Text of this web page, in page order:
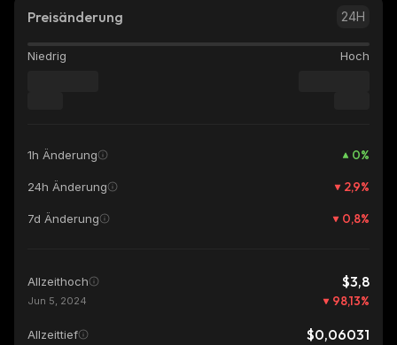
Preisänderung 24H
Niedrig Hoch
1h Änderung 0%
24h Änderung 2,9%
7d Änderung 0,8%
Allzeithoch $3,8
Jun 5, 2024 98,13%
Allzeittief $0,06031